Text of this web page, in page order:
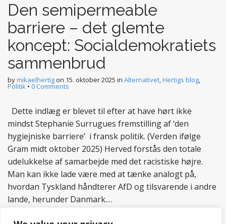
Den semipermeable
barriere – det glemte
koncept: Socialdemokratiets
sammenbrud
bymikaelhertigon 15. oktober 2025 in Alternativet,Hertigs blog,
Politik • 0 Comments
Dette indlæg er blevet til efter at have hørt ikke
mindst Stephanie Surrugues fremstilling af ‘den
hygiejniske barriere’ i fransk politik. (Verden ifølge
Gram midt oktober 2025) Herved forstås den totale
udelukkelse af samarbejde med det racistiske højre.
Man kan ikke lade være med at tænke analogt på,
hvordan Tyskland håndterer AfD og tilsvarende i andre
lande, herunder Danmark.…